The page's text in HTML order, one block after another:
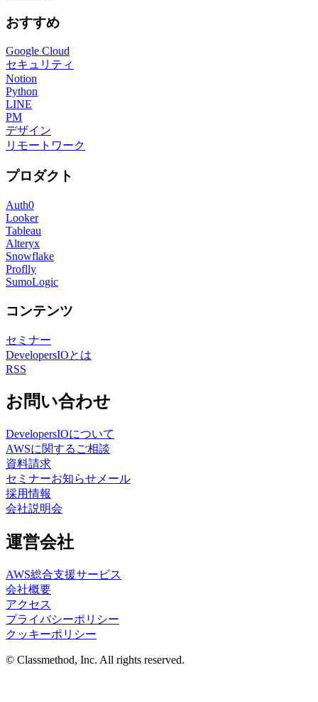
おすすめ
Google Cloud
セキュリティ
Notion
Python
LINE
PM
デザイン
リモートワーク
プロダクト
Auth0
Looker
Tableau
Alteryx
Snowflake
Proflly
SumoLogic
コンテンツ
セミナー
DevelopersIOとは
RSS
お問い合わせ
DevelopersIOについて
AWSに関するご相談
資料請求
セミナーお知らせメール
採用情報
会社説明会
運営会社
AWS総合支援サービス
会社概要
アクセス
プライバシーポリシー
クッキーポリシー
© Classmethod, Inc. All rights reserved.